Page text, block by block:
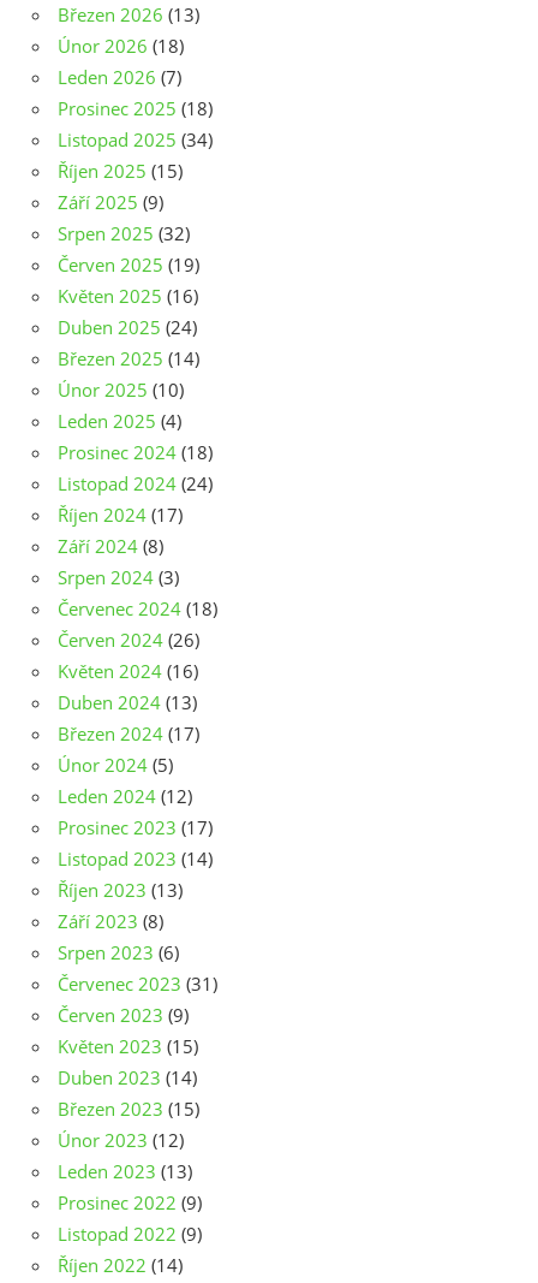
Březen 2026 (13)
Únor 2026 (18)
Leden 2026 (7)
Prosinec 2025 (18)
Listopad 2025 (34)
Říjen 2025 (15)
Září 2025 (9)
Srpen 2025 (32)
Červen 2025 (19)
Květen 2025 (16)
Duben 2025 (24)
Březen 2025 (14)
Únor 2025 (10)
Leden 2025 (4)
Prosinec 2024 (18)
Listopad 2024 (24)
Říjen 2024 (17)
Září 2024 (8)
Srpen 2024 (3)
Červenec 2024 (18)
Červen 2024 (26)
Květen 2024 (16)
Duben 2024 (13)
Březen 2024 (17)
Únor 2024 (5)
Leden 2024 (12)
Prosinec 2023 (17)
Listopad 2023 (14)
Říjen 2023 (13)
Září 2023 (8)
Srpen 2023 (6)
Červenec 2023 (31)
Červen 2023 (9)
Květen 2023 (15)
Duben 2023 (14)
Březen 2023 (15)
Únor 2023 (12)
Leden 2023 (13)
Prosinec 2022 (9)
Listopad 2022 (9)
Říjen 2022 (14)